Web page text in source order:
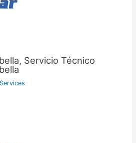
Servicio Técnico